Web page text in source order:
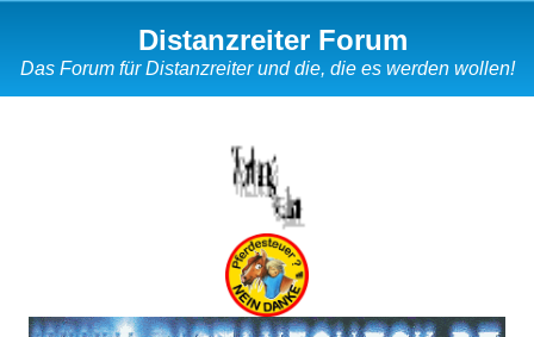
Distanzreiter Forum
Das Forum für Distanzreiter und die, die es werden wollen!